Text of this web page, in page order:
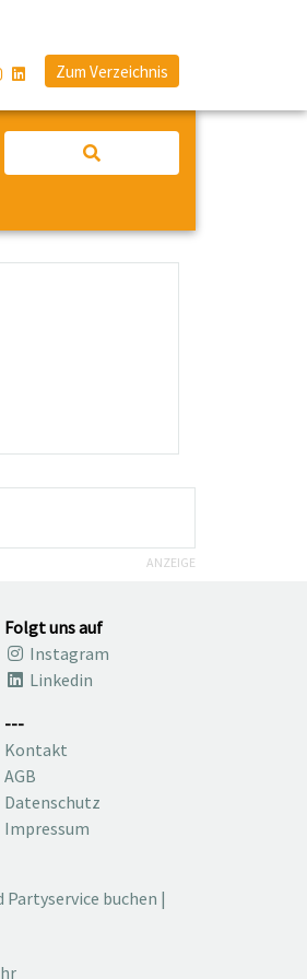
Zum Verzeichnis
ANZEIGE
Folgt uns auf
Instagram
Linkedin
---
Kontakt
AGB
Datenschutz
Impressum
Partyservice buchen |